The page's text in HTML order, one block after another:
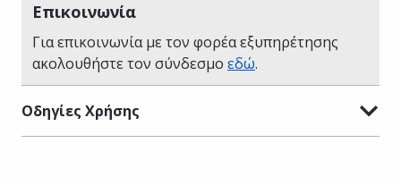
Επικοινωνία
Για επικοινωνία με τον φορέα εξυπηρέτησης
ακολουθήστε τον σύνδεσμο εδώ.
Οδηγίες Χρήσης